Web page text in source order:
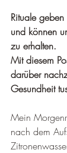
Rituale
und können
zu erhalten.
Mit diesem
darüber
Gesundheit
Mein
nach dem